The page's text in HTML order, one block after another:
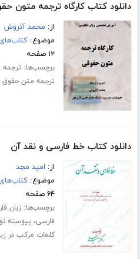
دانلود کتاب کارگاه ترجمه متون
از: محمد آذروش
موضوع:
۱۲ صفحه
برچسب‌ها:
ترجمه متن حقوق
دانلود کتاب خط فارسی و نقد آن
از: امید مجد
موضوع:
۶۴ صفحه
برچسب‌ها: زبان
فارسی، پیوسته
کلمات مرکب در